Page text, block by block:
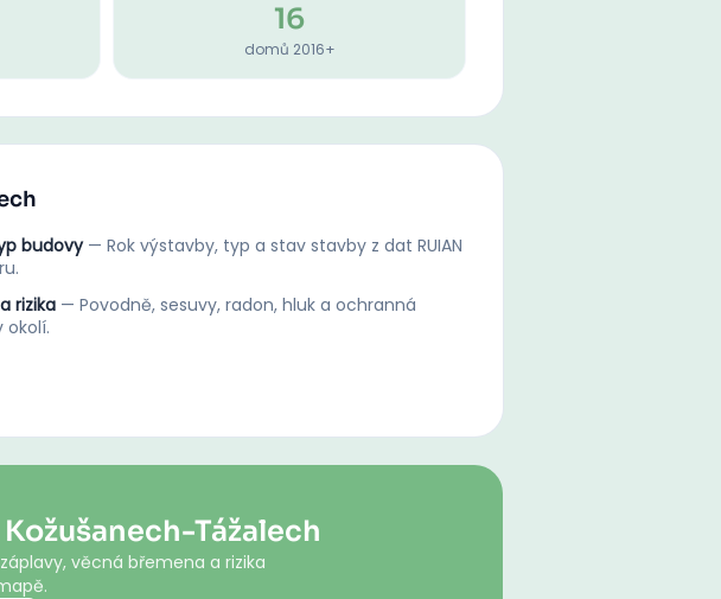
16
domů 2016+
budovy — Rok výstavby, typ a stav stavby z dat RUIAN
rizika — Povodně, sesuvy, radon, hluk a ochranná
okolí.
Tážalech
věcná břemena a rizika